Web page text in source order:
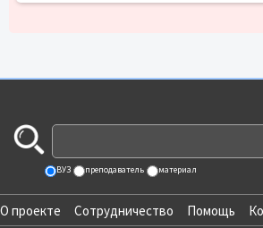
ВУЗ преподаватель материал
О проекте Сотрудничество Помощь